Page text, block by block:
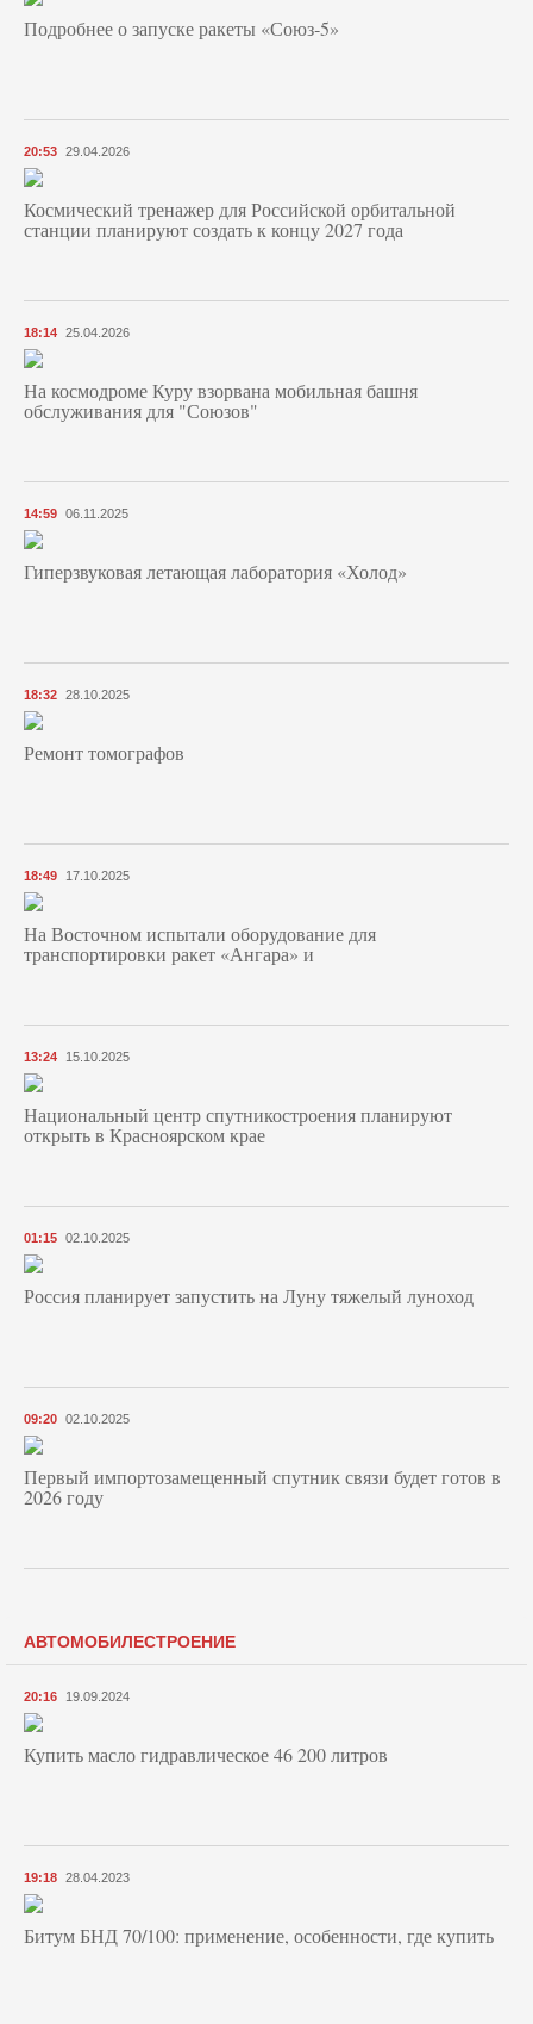
Подробнее о запуске ракеты «Союз‑5»
20:53 29.04.2026
Космический тренажер для Российской орбитальной
станции планируют создать к концу 2027 года
18:14 25.04.2026
На космодроме Куру взорвана мобильная башня
обслуживания для "Союзов"
14:59 06.11.2025
Гиперзвуковая летающая лаборатория «Холод»
18:32 28.10.2025
Ремонт томографов
18:49 17.10.2025
На Восточном испытали оборудование для
транспортировки ракет «Ангара» и
13:24 15.10.2025
Национальный центр спутникостроения планируют
открыть в Красноярском крае
01:15 02.10.2025
Россия планирует запустить на Луну тяжелый луноход
09:20 02.10.2025
Первый импортозамещенный спутник связи будет готов в
2026 году
АВТОМОБИЛЕСТРОЕНИЕ
20:16 19.09.2024
Купить масло гидравлическое 46 200 литров
19:18 28.04.2023
Битум БНД 70/100: применение, особенности, где купить